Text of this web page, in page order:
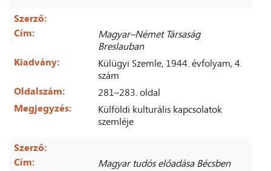
Szerző:
Cím:
Magyar–Német Társaság
Breslauban
Kiadvány:
Külügyi Szemle, 1944. évfolyam, 4.
szám
Oldalszám:
281–283. oldal
Megjegyzés:
Külföldi kulturális kapcsolatok
szemléje
Szerző:
Cím:
Magyar tudós előadása Bécsben